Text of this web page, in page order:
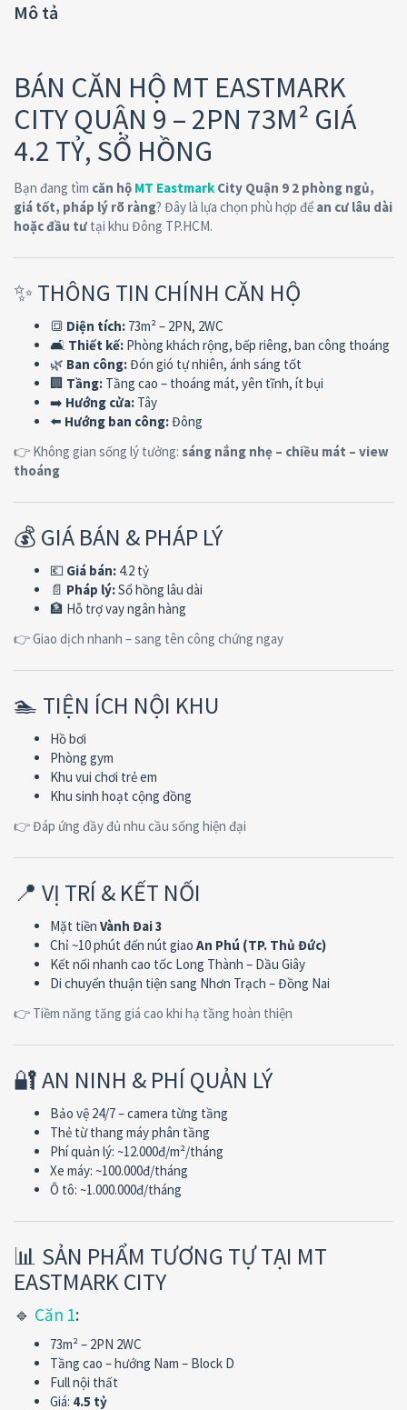
Mô tả
BÁN CĂN HỘ MT EASTMARK
CITY QUẬN 9 – 2PN 73M² GIÁ
4.2 TỶ, SỔ HỒNG
Bạn đang tìm căn hộ MT Eastmark City Quận 9 2 phòng ngủ,
giá tốt, pháp lý rõ ràng? Đây là lựa chọn phù hợp để an cư lâu dài
hoặc đầu tư tại khu Đông TP.HCM.
✨ THÔNG TIN CHÍNH CĂN HỘ
🔳 Diện tích: 73m² – 2PN, 2WC
🛋 Thiết kế: Phòng khách rộng, bếp riêng, ban công thoáng
🌿 Ban công:Đón gió tự nhiên, ánh sáng tốt
🏢 Tầng: Tầng cao – thoáng mát, yên tĩnh, ít bụi
➡️ Hướng cửa: Tây
⬅️ Hướng ban công:Đông
👉 Không gian sống lý tưởng: sáng nắng nhẹ – chiều mát – view
thoáng
💰 GIÁ BÁN & PHÁP LÝ
💶 Giá bán: 4.2 tỷ
📄 Pháp lý:Sổ hồng lâu dài
🏦 Hỗ trợ vay ngân hàng
👉 Giao dịch nhanh – sang tên công chứng ngay
🏊 TIỆN ÍCH NỘI KHU
Hồ bơi
Phòng gym
Khu vui chơi trẻ em
Khu sinh hoạt cộng đồng
👉 Đáp ứng đầy đủ nhu cầu sống hiện đại
📍 VỊ TRÍ & KẾT NỐI
Mặt tiền Vành Đai 3
Chỉ ~10 phút đến nút giao An Phú (TP. Thủ Đức)
Kết nối nhanh cao tốc Long Thành – Dầu Giây
Di chuyển thuận tiện sang Nhơn Trạch – Đồng Nai
👉 Tiềm năng tăng giá cao khi hạ tầng hoàn thiện
🔐 AN NINH & PHÍ QUẢN LÝ
Bảo vệ 24/7 – camera từng tầng
Thẻ từ thang máy phân tầng
Phí quản lý: ~12.000đ/m²/tháng
Xe máy: ~100.000đ/tháng
Ô tô: ~1.000.000đ/tháng
📊 SẢN PHẨM TƯƠNG TỰ TẠI MT
EASTMARK CITY
🔹 Căn 1:
73m² – 2PN 2WC
Tầng cao – hướng Nam – Block D
Full nội thất
Giá: 4.5 tỷ